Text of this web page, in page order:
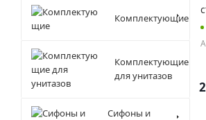
Комплектующие
Комплектующие
для унитазов
Сифоны и